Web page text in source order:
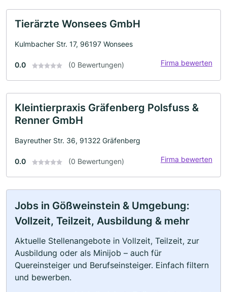
Tierärzte Wonsees GmbH
Kulmbacher Str. 17, 96197 Wonsees
0.0 (0 Bewertungen) Firma bewerten
Kleintierpraxis Gräfenberg Polsfuss &
Renner GmbH
Bayreuther Str. 36, 91322 Gräfenberg
0.0 (0 Bewertungen) Firma bewerten
Jobs in Gößweinstein & Umgebung:
Vollzeit, Teilzeit, Ausbildung & mehr
Aktuelle Stellenangebote in Vollzeit, Teilzeit, zur
Ausbildung oder als Minijob – auch für
Quereinsteiger und Berufseinsteiger. Einfach filtern
und bewerben.